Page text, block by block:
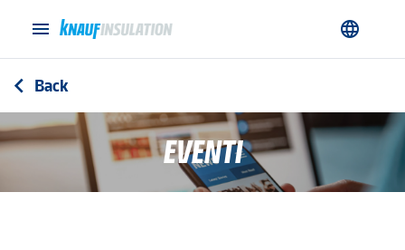
menu language
arrow_back_ios Back
EVENTI